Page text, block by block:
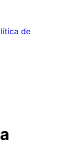
de